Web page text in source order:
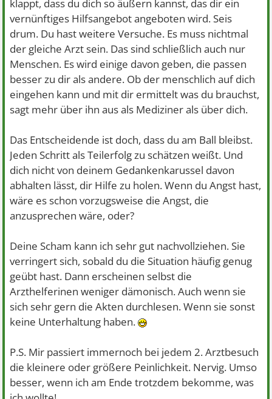
klappt, dass du dich so äußern kannst, das dir ein
vernünftiges Hilfsangebot angeboten wird. Seis
drum. Du hast weitere Versuche. Es muss nichtmal
der gleiche Arzt sein. Das sind schließlich auch nur
Menschen. Es wird einige davon geben, die passen
besser zu dir als andere. Ob der menschlich auf dich
eingehen kann und mit dir ermittelt was du brauchst,
sagt mehr über ihn aus als Mediziner als über dich.
Das Entscheidende ist doch, dass du am Ball bleibst.
Jeden Schritt als Teilerfolg zu schätzen weißt. Und
dich nicht von deinem Gedankenkarussel davon
abhalten lässt, dir Hilfe zu holen. Wenn du Angst hast,
wäre es schon vorzugsweise die Angst, die
anzusprechen wäre, oder?
Deine Scham kann ich sehr gut nachvollziehen. Sie
verringert sich, sobald du die Situation häufig genug
geübt hast. Dann erscheinen selbst die
Arzthelferinen weniger dämonisch. Auch wenn sie
sich sehr gern die Akten durchlesen. Wenn sie sonst
keine Unterhaltung haben.
P.S. Mir passiert immernoch bei jedem 2. Arztbesuch
die kleinere oder größere Peinlichkeit. Nervig. Umso
besser, wenn ich am Ende trotzdem bekomme, was